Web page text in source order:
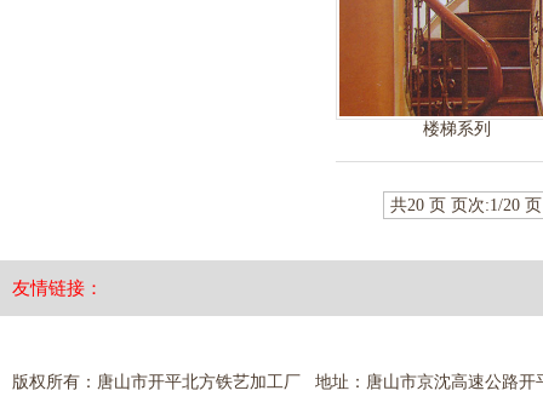
楼梯系列
共20 页 页次:1/20 页
友情链接：
版权所有：唐山市开平北方铁艺加工厂 地址：唐山市京沈高速公路